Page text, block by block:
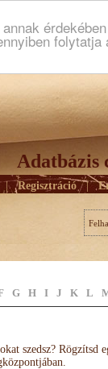
Adatbázis
| Regisztráció |
G H I J K L
szedsz? Rögzítsd